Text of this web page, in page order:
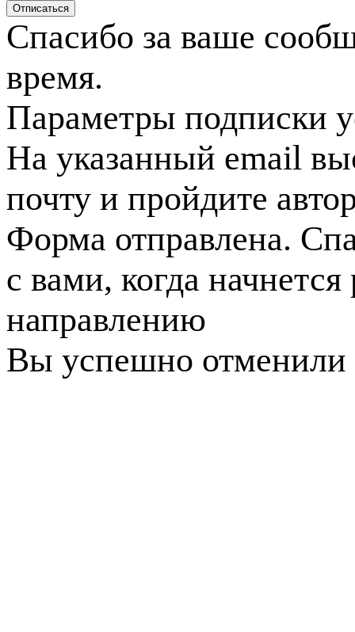
Спасибо за ваше
время.
Параметры подписки
На указанный email
почту и пройдите
Форма отправлена.
с вами, когда
направлению
Вы успешно отменили